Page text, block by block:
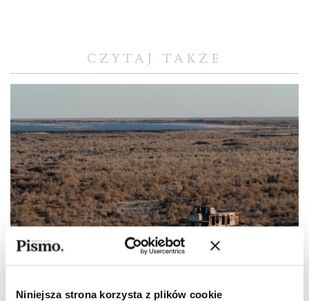
Niniejsza strona korzysta z plików cookie
CZYTAJ TAKŻE